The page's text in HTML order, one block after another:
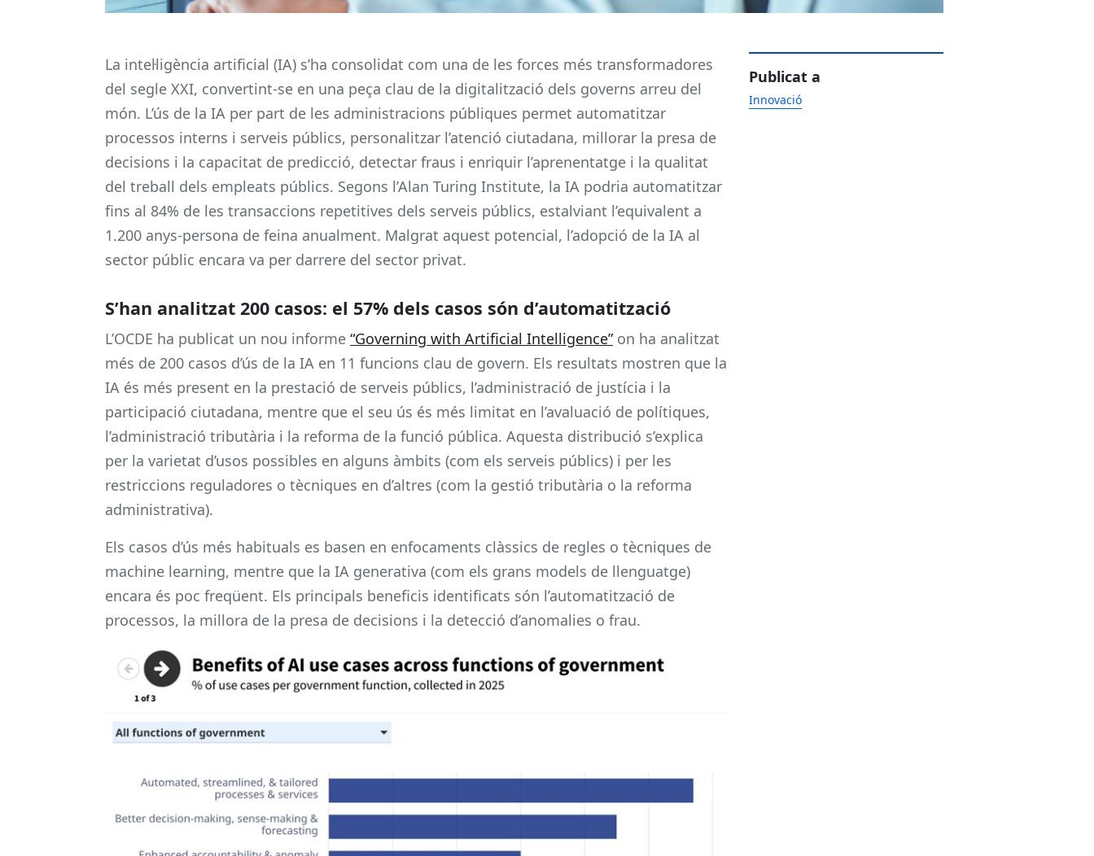
La intel·ligència artificial (IA) s’ha consolidat com una de les forces més transformadores
del segle XXI, convertint-se en una peça clau de la digitalització dels governs arreu del
món. L’ús de la IA per part de les administracions públiques permet automatitzar
processos interns i serveis públics, personalitzar l’atenció ciutadana, millorar la presa de
decisions i la capacitat de predicció, detectar fraus i enriquir l’aprenentatge i la qualitat
del treball dels empleats públics. Segons l’Alan Turing Institute, la IA podria automatitzar
fins al 84% de les transaccions repetitives dels serveis públics, estalviant l’equivalent a
1.200 anys-persona de feina anualment. Malgrat aquest potencial, l’adopció de la IA al
sector públic encara va per darrere del sector privat.
S’han analitzat 200 casos: el 57% dels casos són d’automatització
L’OCDE ha publicat un nou informe “Governing with Artificial Intelligence”on ha analitzat
més de 200 casos d’ús de la IA en 11 funcions clau de govern. Els resultats mostren que la
IA és més present en la prestació de serveis públics, l’administració de justícia i la
participació ciutadana, mentre que el seu ús és més limitat en l’avaluació de polítiques,
l’administració tributària i la reforma de la funció pública. Aquesta distribució s’explica
per la varietat d’usos possibles en alguns àmbits (com els serveis públics) i per les
restriccions reguladores o tècniques en d’altres (com la gestió tributària o la reforma
administrativa).
Els casos d’ús més habituals es basen en enfocaments clàssics de regles o tècniques de
machine learning, mentre que la IA generativa (com els grans models de llenguatge)
encara és poc freqüent. Els principals beneficis identificats són l’automatització de
processos, la millora de la presa de decisions i la detecció d’anomalies o frau.
Publicat a
Innovació